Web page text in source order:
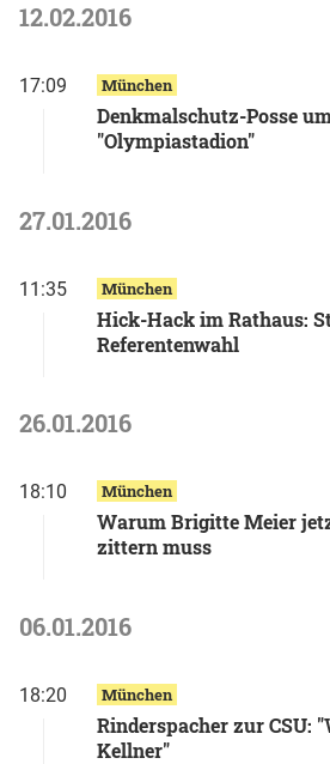
12.02.2016
17:09 München
Denkmalschutz-Posse
"Olympiastadion"
27.01.2016
11:35 München
Hick-Hack im Rathaus:
Referentenwahl
26.01.2016
18:10 München
Warum Brigitte Meier
zittern muss
06.01.2016
18:20 München
Rinderspacher zur CSU:
Kellner"